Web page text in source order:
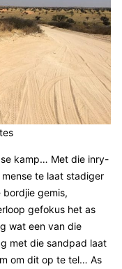
se kamp… Met die inry-
te laat stadiger
gemis,
gefokus het as
wat een van die
met die sandpad laat
om dit op te tel… As